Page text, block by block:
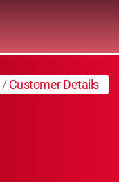
/Customer Details